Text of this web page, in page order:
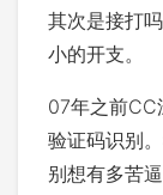
其次是接打
小的开支。
07年之前CC
验证码识别
别想有多苦逼